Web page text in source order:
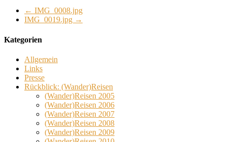
← IMG_0008.jpg
IMG_0019.jpg →
Kategorien
Allgemein
Links
Presse
Rückblick: (Wander)Reisen
(Wander)Reisen 2005
(Wander)Reisen 2006
(Wander)Reisen 2007
(Wander)Reisen 2008
(Wander)Reisen 2009